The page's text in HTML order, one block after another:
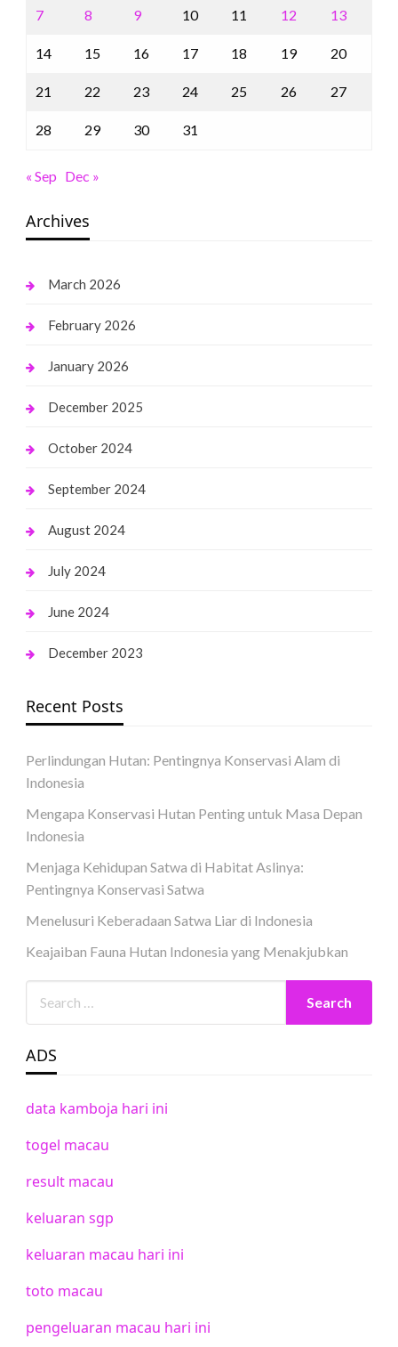
7 8 9 10 11 12 13
14 15 16 17 18 19 20
21 22 23 24 25 26 27
28 29 30 31
« Sep Dec »
Archives
March 2026
February 2026
January 2026
December 2025
October 2024
September 2024
August 2024
July 2024
June 2024
December 2023
Recent Posts
Perlindungan Hutan: Pentingnya Konservasi Alam di
Indonesia
Mengapa Konservasi Hutan Penting untuk Masa Depan
Indonesia
Menjaga Kehidupan Satwa di Habitat Aslinya:
Pentingnya Konservasi Satwa
Menelusuri Keberadaan Satwa Liar di Indonesia
Keajaiban Fauna Hutan Indonesia yang Menakjubkan
ADS
data kamboja hari ini
togel macau
result macau
keluaran sgp
keluaran macau hari ini
toto macau
pengeluaran macau hari ini